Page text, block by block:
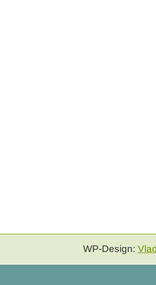
WP-Design: